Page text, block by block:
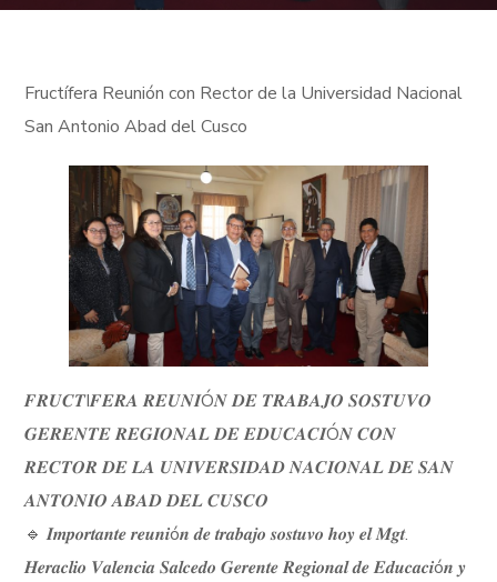
Fructífera Reunión con Rector de la Universidad Nacional
San Antonio Abad del Cusco
𝑭𝑹𝑼𝑪𝑻I𝑭𝑬𝑹𝑨 𝑹𝑬𝑼𝑵𝑰Ó𝑵 𝑫𝑬 𝑻𝑹𝑨𝑩𝑨𝑱𝑶 𝑺𝑶𝑺𝑻𝑼𝑽𝑶
𝑮𝑬𝑹𝑬𝑵𝑻𝑬 𝑹𝑬𝑮𝑰𝑶𝑵𝑨𝑳 𝑫𝑬 𝑬𝑫𝑼𝑪𝑨𝑪𝑰Ó𝑵 𝑪𝑶𝑵
𝑹𝑬𝑪𝑻𝑶𝑹 𝑫𝑬 𝑳𝑨 𝑼𝑵𝑰𝑽𝑬𝑹𝑺𝑰𝑫𝑨𝑫 𝑵𝑨𝑪𝑰𝑶𝑵𝑨𝑳 𝑫𝑬 𝑺𝑨𝑵
𝑨𝑵𝑻𝑶𝑵𝑰𝑶 𝑨𝑩𝑨𝑫 𝑫𝑬𝑳 𝑪𝑼𝑺𝑪𝑶
🔹 𝑰𝒎𝒑𝒐𝒓𝒕𝒂𝒏𝒕𝒆 𝒓𝒆𝒖𝒏𝒊ó𝒏 𝒅𝒆 𝒕𝒓𝒂𝒃𝒂𝒋𝒐 𝒔𝒐𝒔𝒕𝒖𝒗𝒐 𝒉𝒐𝒚 𝒆𝒍 𝑴𝒈𝒕.
𝑯𝒆𝒓𝒂𝒄𝒍𝒊𝒐 𝑽𝒂𝒍𝒆𝒏𝒄𝒊𝒂 𝑺𝒂𝒍𝒄𝒆𝒅𝒐 𝑮𝒆𝒓𝒆𝒏𝒕𝒆 𝑹𝒆𝒈𝒊𝒐𝒏𝒂𝒍 𝒅𝒆 𝑬𝒅𝒖𝒄𝒂𝒄𝒊ó𝒏 𝒚